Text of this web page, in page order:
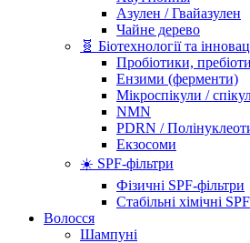
Азулен / Гвайазулен
Чайне дерево
🧬 Біотехнології та
Пробіотики,
Ензими (ферменти)
Мікроспікули /
NMN
PDRN /
Екзосоми
☀️ SPF-фільтри
Фізичні SPF-фільтри
Стабільні хімічні
Волосся
Шампуні